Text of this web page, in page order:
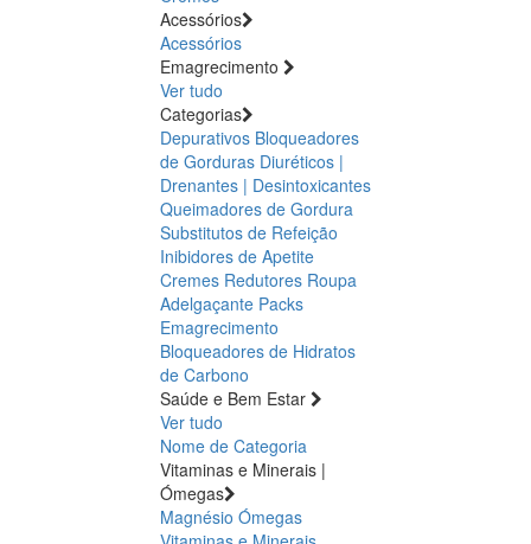
Acessórios
Acessórios
Emagrecimento
Ver tudo
Categorias
Depurativos Bloqueadores
de Gorduras Diuréticos |
Drenantes | Desintoxicantes
Queimadores de Gordura
Substitutos de Refeição
Inibidores de Apetite
Cremes Redutores Roupa
Adelgaçante Packs
Emagrecimento
Bloqueadores de Hidratos
de Carbono
Saúde e Bem Estar
Ver tudo
Nome de Categoria
Vitaminas e Minerais |
Ómegas
Magnésio Ómegas